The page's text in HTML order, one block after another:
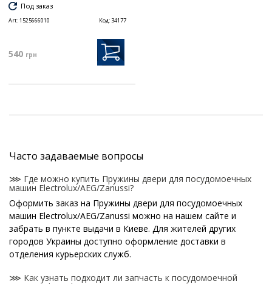
Под заказ
Art:1525666010 Код: 34177
540 грн
Часто задаваемые вопросы
⋙ Где можно купить Пружины двери для посудомоечных
машин Electrolux/AEG/Zanussi?
Оформить заказ на Пружины двери для посудомоечных
машин Electrolux/AEG/Zanussi можно на нашем сайте и
забрать в пункте выдачи в Киеве. Для жителей других
городов Украины доступно оформление доставки в
отделения курьерских служб.
⋙ Как узнать подходит ли запчасть к посудомоечной